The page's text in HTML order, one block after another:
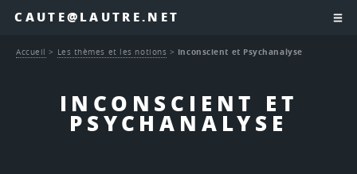
CAUTE@LAUTRE.NET
INCONSCIENT ET
PSYCHANALYSE
Accueil > Les thèmes et les notions > Inconscient et Psychanalyse